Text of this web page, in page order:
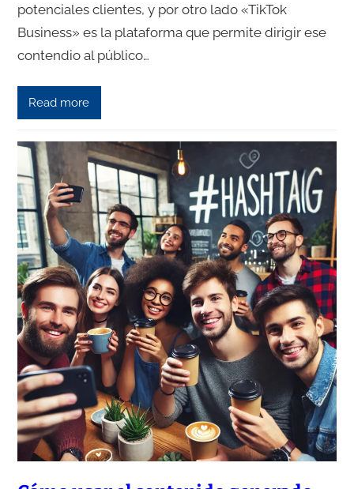
potenciales clientes, y por otro lado «TikTok
Business» es la plataforma que permite dirigir ese
contendio al público…
Read more